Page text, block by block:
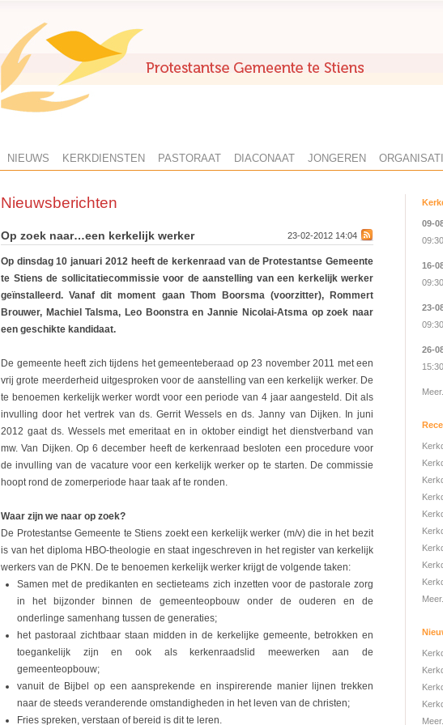
NIEUWS KERKDIENSTEN PASTORAAT DIACONAAT JONGEREN
Nieuwsberichten
Op zoek naar…een kerkelijk werker 23-02-2012 14:04
Op dinsdag 10 januari 2012 heeft de kerkenraad van de Protestantse Gemeente
te Stiens de sollicitatiecommissie voor de aanstelling van een kerkelijk werker
geïnstalleerd. Vanaf dit moment gaan Thom Boorsma (voorzitter), Rommert
Brouwer, Machiel Talsma, Leo Boonstra en Jannie Nicolai-Atsma op zoek naar
een geschikte kandidaat.
De gemeente heeft zich tijdens het gemeenteberaad op 23 november 2011 met een
vrij grote meerderheid uitgesproken voor de aanstelling van een kerkelijk werker. De
te benoemen kerkelijk werker wordt voor een periode van 4 jaar aangesteld. Dit als
invulling door het vertrek van ds. Gerrit Wessels en ds. Janny van Dijken. In juni
2012 gaat ds. Wessels met emeritaat en in oktober eindigt het dienstverband van
mw. Van Dijken. Op 6 december heeft de kerkenraad besloten een procedure voor
de invulling van de vacature voor een kerkelijk werker op te starten. De commissie
hoopt rond de zomerperiode haar taak af te ronden.
Waar zijn we naar op zoek?
De Protestantse Gemeente te Stiens zoekt een kerkelijk werker (m/v) die in het bezit
is van het diploma HBO-theologie en staat ingeschreven in het register van kerkelijk
werkers van de PKN. De te benoemen kerkelijk werker krijgt de volgende taken:
Samen met de predikanten en sectieteams zich inzetten voor de pastorale zorg
in het bijzonder binnen de gemeenteopbouw onder de ouderen en de
onderlinge samenhang tussen de generaties;
het pastoraal zichtbaar staan midden in de kerkelijke gemeente, betrokken en
toegankelijk zijn en ook als kerkenraadslid meewerken aan de
gemeenteopbouw;
vanuit de Bijbel op een aansprekende en inspirerende manier lijnen trekken
naar de steeds veranderende omstandigheden in het leven van de christen;
Fries spreken, verstaan of bereid is dit te leren.
09-
16-
23-
26-
Meer...
Meer...
Meer...